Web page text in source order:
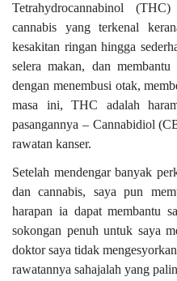
Tetrahydrocannabinol
cannabis yang terkenal
kesakitan ringan hingga
selera makan, dan
dengan menembusi otak,
masa ini, THC adalah
pasangannya – Cannabidiol
rawatan kanser.
Setelah mendengar banyak
dan cannabis, saya pun
harapan ia dapat membantu
sokongan penuh untuk saya
doktor saya tidak
rawatannya sahajalah yang